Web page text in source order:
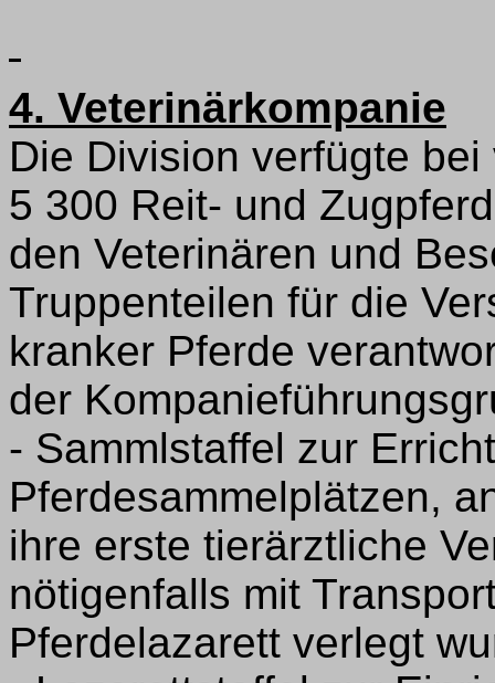
4. Veterinärkompanie
Die Division verfügte
5 300 Reit- und
den Veterinären und
Truppenteilen für die
kranker Pferde
der
- Sammlstaffel zur
Pferdesammelplätzen,
ihre erste tierärztliche
nötigenfalls mit
Pferdelazarett verlegt